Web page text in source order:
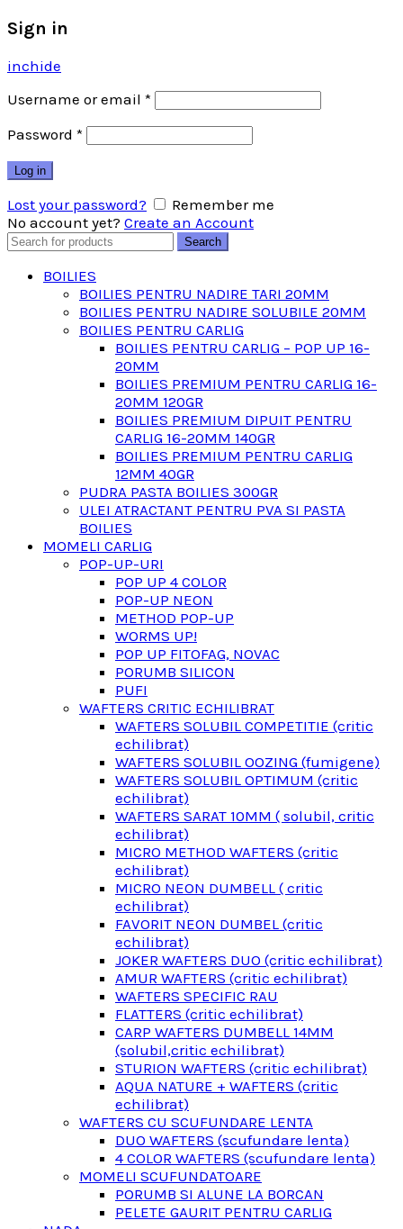
Sign in
inchide
Username or email *
Password *
Log in
Lost your password?
Remember me
No account yet? Create an Account
Search
Search
BOILIES
BOILIES PENTRU NADIRE TARI 20MM
BOILIES PENTRU NADIRE SOLUBILE 20MM
BOILIES PENTRU CARLIG
BOILIES PENTRU CARLIG – POP UP 16-
20MM
BOILIES PREMIUM PENTRU CARLIG 16-
20MM 120GR
BOILIES PREMIUM DIPUIT PENTRU
CARLIG 16-20MM 140GR
BOILIES PREMIUM PENTRU CARLIG
12MM 40GR
PUDRA PASTA BOILIES 300GR
ULEI ATRACTANT PENTRU PVA SI PASTA
BOILIES
MOMELI CARLIG
POP-UP-URI
POP UP 4 COLOR
POP-UP NEON
METHOD POP-UP
WORMS UP!
POP UP FITOFAG, NOVAC
PORUMB SILICON
PUFI
WAFTERS CRITIC ECHILIBRAT
WAFTERS SOLUBIL COMPETITIE (critic
echilibrat)
WAFTERS SOLUBIL OOZING (fumigene)
WAFTERS SOLUBIL OPTIMUM (critic
echilibrat)
WAFTERS SARAT 10MM ( solubil, critic
echilibrat)
MICRO METHOD WAFTERS (critic
echilibrat)
MICRO NEON DUMBELL ( critic
echilibrat)
FAVORIT NEON DUMBEL (critic
echilibrat)
JOKER WAFTERS DUO (critic echilibrat)
AMUR WAFTERS (critic echilibrat)
WAFTERS SPECIFIC RAU
FLATTERS (critic echilibrat)
CARP WAFTERS DUMBELL 14MM
(solubil,critic echilibrat)
STURION WAFTERS (critic echilibrat)
AQUA NATURE + WAFTERS (critic
echilibrat)
WAFTERS CU SCUFUNDARE LENTA
DUO WAFTERS (scufundare lenta)
4 COLOR WAFTERS (scufundare lenta)
MOMELI SCUFUNDATOARE
PORUMB SI ALUNE LA BORCAN
PELETE GAURIT PENTRU CARLIG